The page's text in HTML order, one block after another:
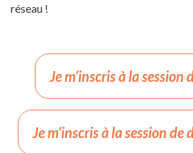
réseau !
Je m’inscris à la
Je m’inscris à la session